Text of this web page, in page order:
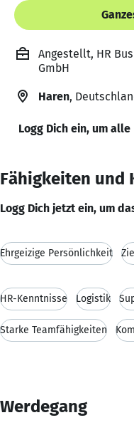
Angestellt, HR
GmbH
Haren,
Logg Dich ein, um
Fähigkeiten und
Logg Dich jetzt ein, um
Ehrgeizige Persönlichkeit
HR-Kenntnisse Logistik
Starke Teamfähigkeiten
Werdegang